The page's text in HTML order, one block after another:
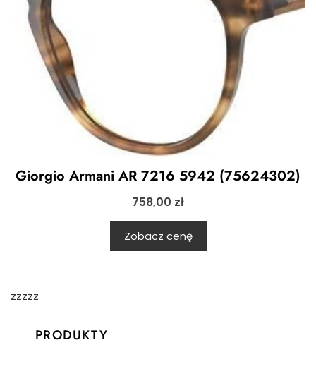
Giorgio Armani AR 7216 5942 (75624302)
758,00 zł
Zobacz cenę
zzzzz
PRODUKTY